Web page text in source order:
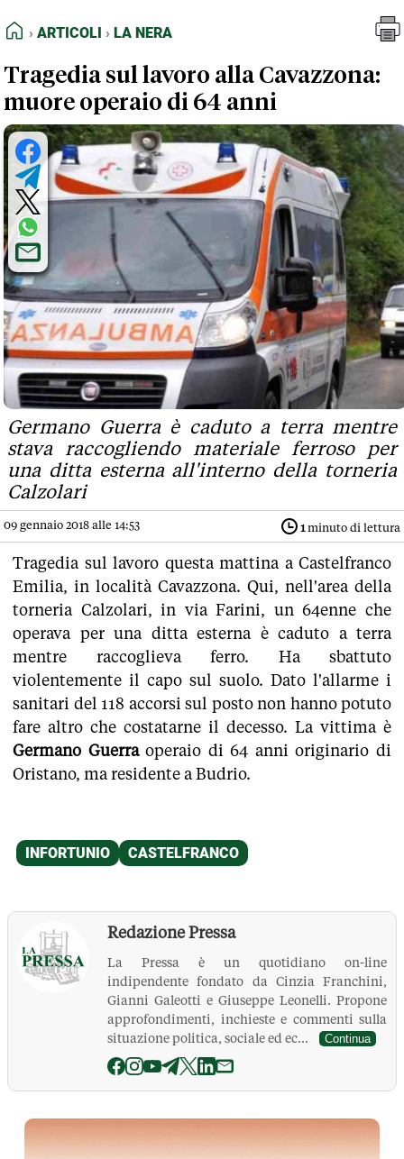
FEED RSS
NORMATIVE DEONTOLOGICHE
TERMINI e CONDIZIONI
HOME
ARTICOLI LA NERA
Tragedia sul lavoro alla Cavazzona:
muore operaio di 64 anni
Germano Guerra è caduto a terra mentre
stava raccogliendo materiale ferroso per
una ditta esterna all'interno della torneria
Calzolari
09 gennaio 2018 alle 14:53 1 minuto di lettura
Tragedia sul lavoro questa mattina a Castelfranco
Emilia, in località Cavazzona. Qui, nell'area della
torneria Calzolari, in via Farini, un 64enne che
operava per una ditta esterna è caduto a terra
mentre raccoglieva ferro. Ha sbattuto
violentemente il capo sul suolo. Dato l'allarme i
sanitari del 118 accorsi sul posto non hanno potuto
fare altro che costatarne il decesso. La vittima è
Germano Guerraoperaio di 64 anni originario di
Oristano, ma residente a Budrio.
Redazione Pressa
La Pressa è un quotidiano on-line
indipendente fondato da Cinzia Franchini,
Gianni Galeotti e Giuseppe Leonelli. Propone
approfondimenti, inchieste e commenti sulla
situazione politica, sociale ed ec...
Continua
La Pressa